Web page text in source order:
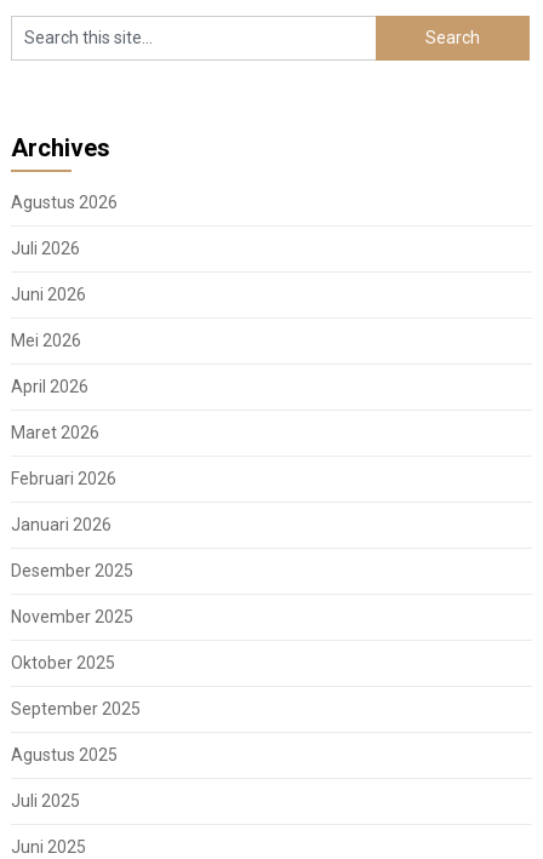
Archives
Agustus 2026
Juli 2026
Juni 2026
Mei 2026
April 2026
Maret 2026
Februari 2026
Januari 2026
Desember 2025
November 2025
Oktober 2025
September 2025
Agustus 2025
Juli 2025
Juni 2025